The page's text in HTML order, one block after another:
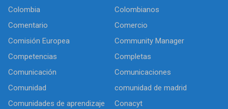
Colombia
Colombianos
Comentario
Comercio
Comisión Europea
Community Manager
Competencias
Completas
Comunicación
Comunicaciones
Comunidad
comunidad de madrid
Comunidades de aprendizaje
Conacyt